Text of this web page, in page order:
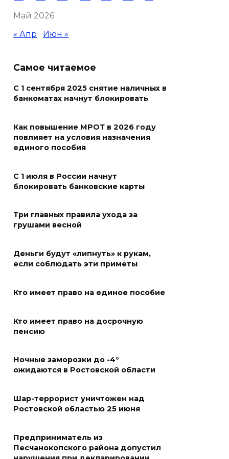
06 августа 2026 19:30
Юрий Слюсарь поздравил
профессиональным
награды
Осторожно! Падение
кирпичей
Выставка «По городам и
06 августа 2026 18:29
Развитие спорта на Дону
Андрей Фатеев: Театр Чехова
сезон в обновленном здании
в сентябре 2027 года
06 августа 2026 18:27
выборам
06 августа 2026 18:25
Материальная помощь
пострадавшим при атаке
Май 2026
« Апр Июн »
Самое читаемое
С 1 сентября 2025 снятие наличных в
банкоматах начнут блокировать
Как повышение МРОТ в 2026 году
повлияет на условия назначения
единого пособия
С 1 июля в России начнут
блокировать банковские карты
Три главных правила ухода за
грушами весной
Деньги будут «липнуть» к рукам,
если соблюдать эти приметы
Кто имеет право на единое пособие
Кто имеет право на досрочную
пенсию
Ночные заморозки до -4°
ожидаются в Ростовской области
Шар-террорист уничтожен над
Ростовской областью 25 июня
Предприниматель из
Песчанокопского района допустил